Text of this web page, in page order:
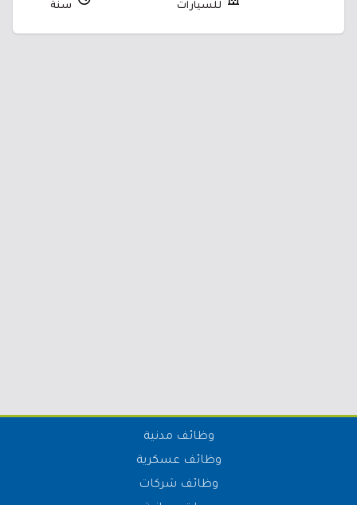
للسيارات
سنة
وظائف مدنية
وظائف عسكرية
وظائف شركات